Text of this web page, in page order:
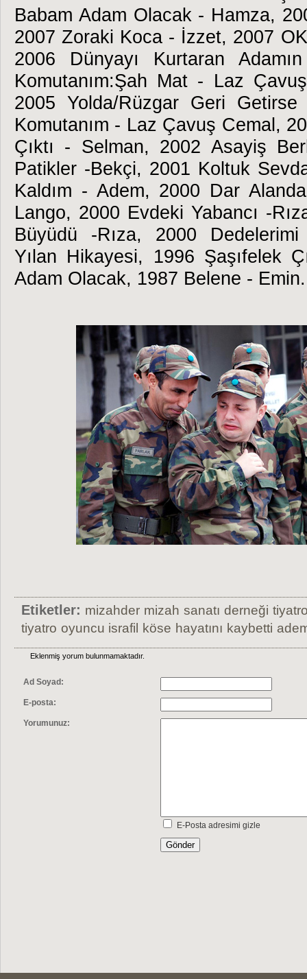
Babam Adam Olacak - Hamza,
2007 Zoraki Koca - İzzet, 2007
2006 Dünyayı Kurtaran
Komutanım:Şah Mat - Laz
2005 Yolda/Rüzgar Geri
Komutanım - Laz Çavuş Cemal,
Çıktı - Selman, 2002 Asayiş
Patikler -Bekçi, 2001 Koltuk
Kaldım - Adem, 2000 Dar
Lango, 2000 Evdeki Yabancı -
Büyüdü -Rıza, 2000
Yılan Hikayesi, 1996 Şaşıfelek
Adam Olacak, 1987 Belene -
Etiketler: mizahder mizah sanatı derneği
tiyatro oyuncu israfil köse hayatını kaybetti
Eklenmiş yorum bulunmamaktadır.
Ad Soyad:
E-posta:
Yorumunuz:
E-Posta adresimi gizle